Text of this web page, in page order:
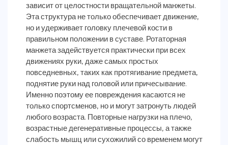
зависит от целостности вращательной манжеты.
Эта структура не только обеспечивает движение,
но и удерживает головку плечевой кости в
правильном положении в суставе. Ротаторная
манжета задействуется практически при всех
движениях руки, даже самых простых
повседневных, таких как протягивание предмета,
поднятие руки над головой или причесывание.
Именно поэтому ее повреждения касаются не
только спортсменов, но и могут затронуть людей
любого возраста. Повторные нагрузки на плечо,
возрастные дегенеративные процессы, а также
слабость мышц или сухожилий со временем могут